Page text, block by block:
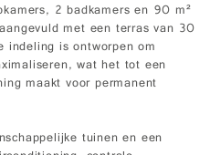
2 badkamers en 90 m²
met een terras van 30
indeling is ontworpen om
wat het tot een
maakt voor permanent
tuinen en een